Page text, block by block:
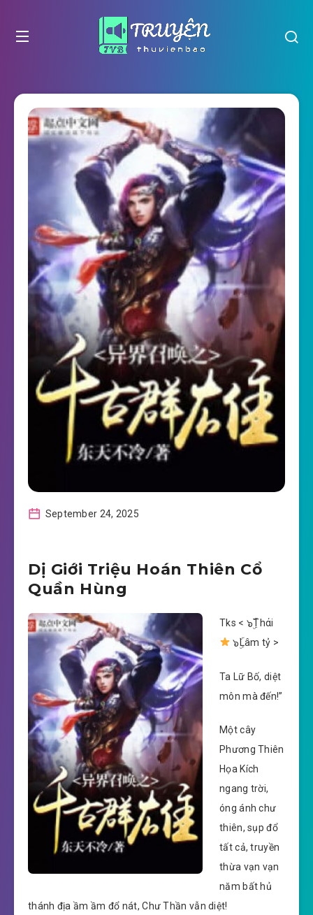
September 24, 2025
Dị Giới Triệu Hoán Thiên Cổ
Quần Hùng
Tks < ๖ۣۜThάi
๖ۣۜLâm tỷ >
Ta Lữ Bố, diệt
môn mà đến!”
Một cây
Phương Thiên
Họa Kích
ngang trời,
óng ánh chư
thiên, sụp đổ
tất cả, truyền
thừa vạn vạn
năm bất hủ
thánh địa ầm ầm đổ nát, Chư Thần vẫn diệt!